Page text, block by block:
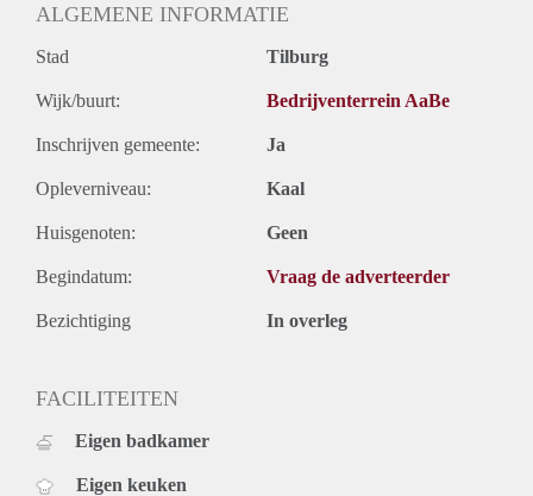
ALGEMENE INFORMATIE
Stad Tilburg
Wijk/buurt: Bedrijventerrein AaBe
Inschrijven gemeente: Ja
Opleverniveau: Kaal
Huisgenoten: Geen
Begindatum: Vraag de adverteerder
Bezichtiging In overleg
FACILITEITEN
Eigen badkamer
Eigen keuken